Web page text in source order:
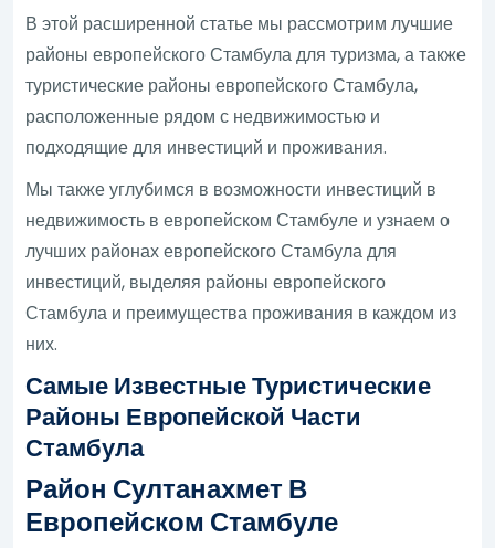
В этой расширенной статье мы рассмотрим лучшие
районы европейского Стамбула для туризма, а также
туристические районы европейского Стамбула,
расположенные рядом с недвижимостью и
подходящие для инвестиций и проживания.
Мы также углубимся в возможности инвестиций в
недвижимость в европейском Стамбуле и узнаем о
лучших районах европейского Стамбула для
инвестиций, выделяя районы европейского
Стамбула и преимущества проживания в каждом из
них.
Самые Известные Туристические
Районы Европейской Части
Стамбула
Район Султанахмет В
Европейском Стамбуле